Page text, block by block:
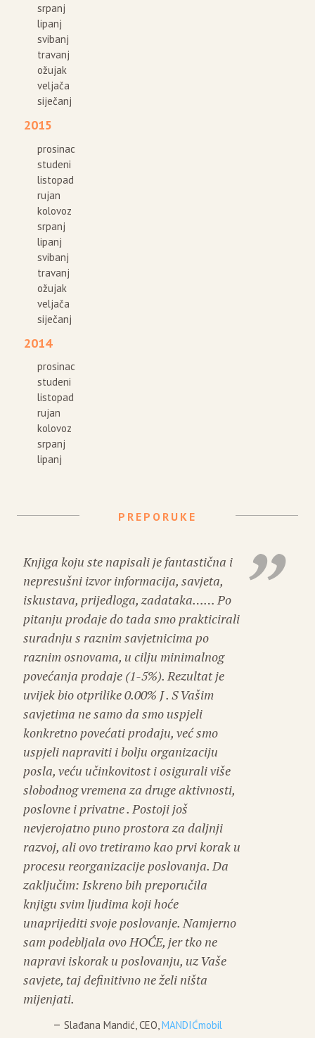
srpanj
lipanj
svibanj
travanj
ožujak
veljača
siječanj
2015
prosinac
studeni
listopad
rujan
kolovoz
srpanj
lipanj
svibanj
travanj
ožujak
veljača
siječanj
2014
prosinac
studeni
listopad
rujan
kolovoz
srpanj
lipanj
PREPORUKE
Knjiga koju ste napisali je fantastična i
nepresušni izvor informacija, savjeta,
iskustava, prijedloga, zadataka…… Po
pitanju prodaje do tada smo prakticirali
suradnju s raznim savjetnicima po
raznim osnovama, u cilju minimalnog
povećanja prodaje (1-5%). Rezultat je
uvijek bio otprilike 0.00% J . S Vašim
savjetima ne samo da smo uspjeli
konkretno povećati prodaju, već smo
uspjeli napraviti i bolju organizaciju
posla, veću učinkovitost i osigurali više
slobodnog vremena za druge aktivnosti,
poslovne i privatne . Postoji još
nevjerojatno puno prostora za daljnji
razvoj, ali ovo tretiramo kao prvi korak u
procesu reorganizacije poslovanja. Da
zaključim: Iskreno bih preporučila
knjigu svim ljudima koji hoće
unaprijediti svoje poslovanje. Namjerno
sam podebljala ovo HOĆE, jer tko ne
napravi iskorak u poslovanju, uz Vaše
savjete, taj definitivno ne želi ništa
mijenjati.
Slađana Mandić, CEO,MANDIĆmobil